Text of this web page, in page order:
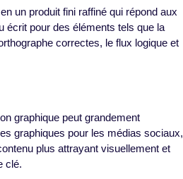
un produit fini raffiné qui répond aux
écrit pour des éléments tels que la
correctes, le flux logique et
graphique peut grandement
graphiques pour les médias sociaux,
plus attrayant visuellement et
clé.